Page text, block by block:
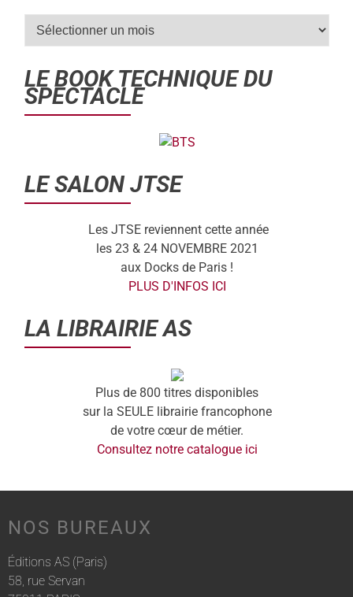
LE BOOK TECHNIQUE DU
SPECTACLE
LE SALON JTSE
Les JTSE reviennent cette année
les 23 & 24 NOVEMBRE 2021
aux Docks de Paris !
PLUS D'INFOS ICI
LA LIBRAIRIE AS
Plus de 800 titres disponibles
sur la SEULE librairie francophone
de votre cœur de métier.
Consultez notre catalogue ici
NOS BUREAUX
Éditions AS (Paris)
58, rue Servan